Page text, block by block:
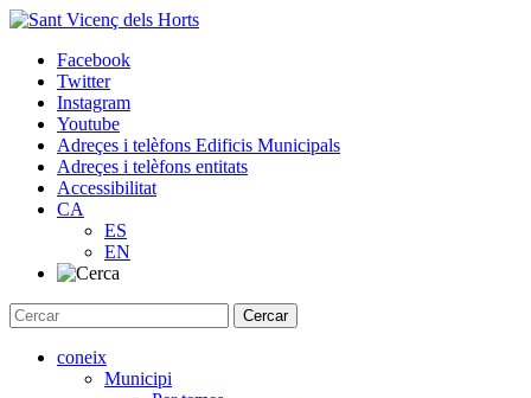
Skip
contentFacebook
Twitter
Instagram
Youtube
Adreçes i telèfons Edificis Municipals
Adreçes i telèfons entitats
Accessibilitat
CA
ES
EN
coneix
Municipi